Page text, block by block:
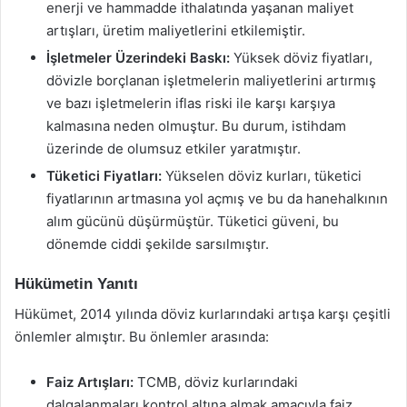
enerji ve hammadde ithalatında yaşanan maliyet
artışları, üretim maliyetlerini etkilemiştir.
İşletmeler Üzerindeki Baskı: Yüksek döviz fiyatları,
dövizle borçlanan işletmelerin maliyetlerini artırmış
ve bazı işletmelerin iflas riski ile karşı karşıya
kalmasına neden olmuştur. Bu durum, istihdam
üzerinde de olumsuz etkiler yaratmıştır.
Tüketici Fiyatları: Yükselen döviz kurları, tüketici
fiyatlarının artmasına yol açmış ve bu da hanehalkının
alım gücünü düşürmüştür. Tüketici güveni, bu
dönemde ciddi şekilde sarsılmıştır.
Hükümetin Yanıtı
Hükümet, 2014 yılında döviz kurlarındaki artışa karşı çeşitli
önlemler almıştır. Bu önlemler arasında:
Faiz Artışları: TCMB, döviz kurlarındaki